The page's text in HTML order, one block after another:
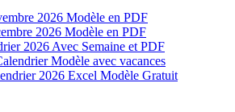
2026 Modèle en PDF
2026 Modèle en PDF
2026 Avec Semaine et PDF
Modèle avec vacances
2026 Excel Modèle Gratuit